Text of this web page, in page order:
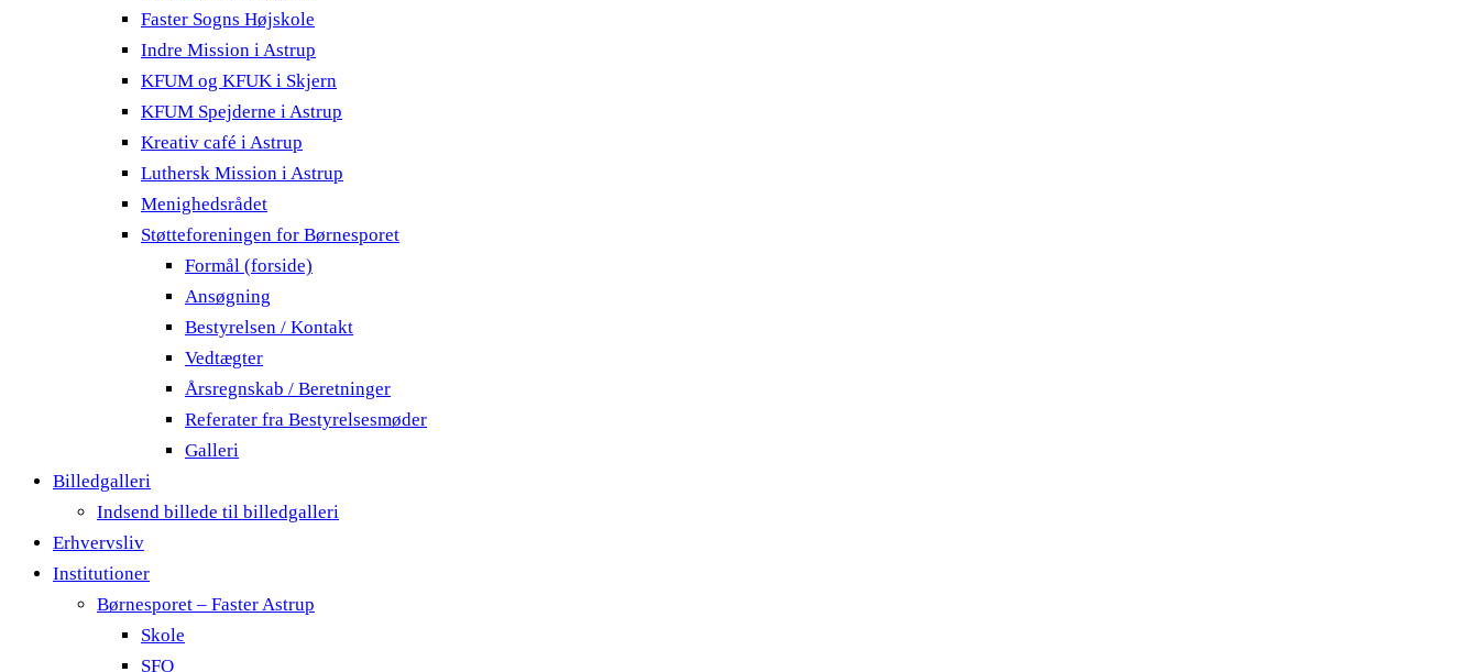
Faster Sogns Højskole
Indre Mission i Astrup
KFUM og KFUK i Skjern
KFUM Spejderne i Astrup
Kreativ café i Astrup
Luthersk Mission i Astrup
Menighedsrådet
Støtteforeningen for Børnesporet
Formål (forside)
Ansøgning
Bestyrelsen / Kontakt
Vedtægter
Årsregnskab / Beretninger
Referater fra Bestyrelsesmøder
Galleri
Billedgalleri
Indsend billede til billedgalleri
Erhvervsliv
Institutioner
Børnesporet – Faster Astrup
Skole
SFO